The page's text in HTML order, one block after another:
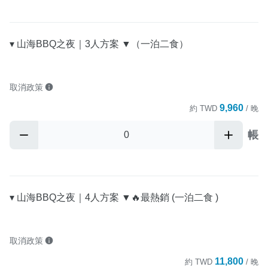
▾ 山海BBQ之夜｜3人方案 ▼（一泊二食）
取消政策
約 TWD 9,960 / 晚
帳
▾ 山海BBQ之夜｜4人方案 ▼🔥最熱銷 (一泊二食 )
取消政策
約 TWD 11,800 / 晚